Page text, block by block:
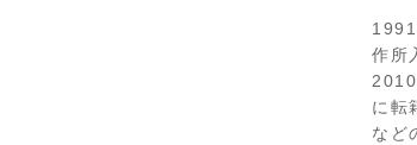
1991
作所
に転
など